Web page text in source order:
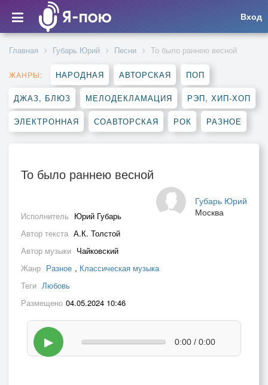
Вход
Главная Губарь Юрий Песни То было раннею весной
ЖАНРЫ: НАРОДНАЯ АВТОРСКАЯ ПОП
ДЖАЗ, БЛЮЗ МЕЛОДЕКЛАМАЦИЯ РЭП, ХИП-ХОП
ЭЛЕКТРОННАЯ СОАВТОРСКАЯ РОК РАЗНОЕ
То было раннею весной
Губарь Юрий
Москва
Исполнитель Юрий Губарь
Автор текста А.К. Толстой
Автор музыки Чайковский
Жанр Разное , Классическая музыка
Теги Любовь
Размещено 04.05.2024 10:46
▶ 0:00 / 0:00